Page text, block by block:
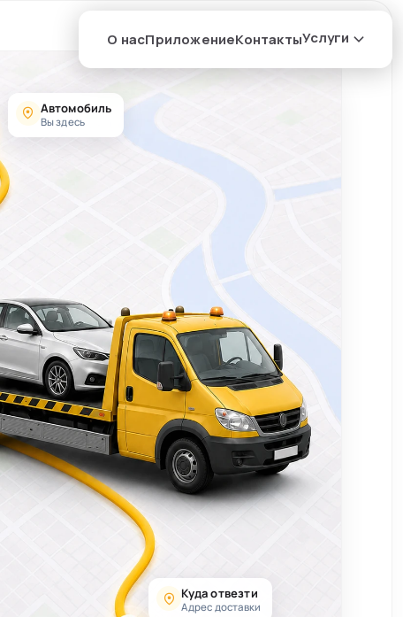
Автомобиль
Вы здесь
Куда отвезти
Адрес доставки
О насПриложениеКонтактыУслуги